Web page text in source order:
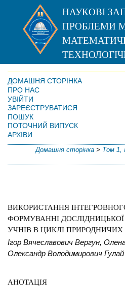
НАУКОВІ
ПРОБЛЕМИ
ДОМАШНЯ СТОРІНКА
ПРО НАС
УВІЙТИ
ЗАРЕЄСТРУВАТИСЯ
ПОШУК
ПОТОЧНИЙ ВИПУСК
АРХІВИ
Домашня сторінка> Том 1,
ВИКОРИСТАННЯ
ФОРМУВАННІ
УЧНІВ В ЦИКЛІ
Ігор Вячеславович Вергун,
Олександр Володимирович Гулай
АНОТАЦІЯ